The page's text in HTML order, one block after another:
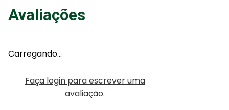
Adicionar ao Carrinho
Avaliações
Carregando…
Faça login para escrever uma
avaliação.